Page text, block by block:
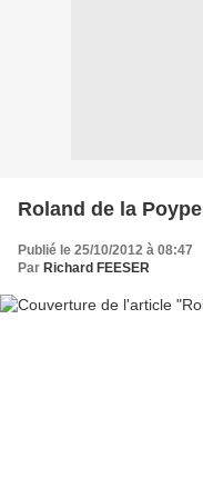
Roland de la Poype
Publié le 25/10/2012 à 08:47
Par Richard FEESER